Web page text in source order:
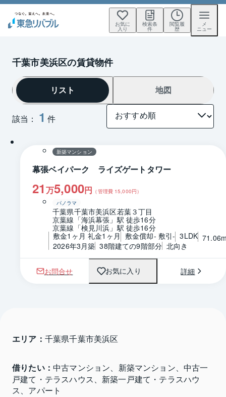
お気に
入り
検索条
件
閲覧履
歴
メ
ニュー
千葉市美浜区の賃貸物件
該当： 1 件
リスト 地図
1 / 0 間取り
新築マンション
幕張ベイパーク ライズゲートタワー
21 万5,000円 （管理費 15,000円）
パノラマ
千葉県千葉市美浜区若葉３丁目
京葉線「海浜幕張」駅 徒歩16分
京葉線「検見川浜」駅 徒歩16分
敷金1ヶ月 礼金1ヶ月 敷金償却- 敷引- 3LDK
2026年3月築 38階建ての9階部分 北向き
お問合せ お気に入り 詳細
エリア： 千葉県千葉市美浜区
借りたい： 中古マンション、新築マンション、中古一
戸建て・テラスハウス、新築一戸建て・テラスハウ
ス、アパート